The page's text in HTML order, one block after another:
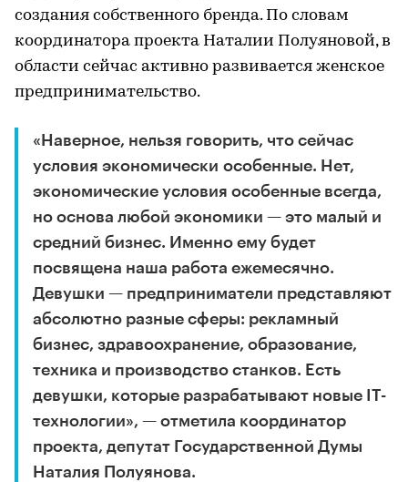
создания собственного бренда. По словам
координатора проекта Наталии Полуяновой, в
области сейчас активно развивается женское
предпринимательство.
«Наверное, нельзя говорить, что сейчас
условия экономически особенные. Нет,
экономические условия особенные всегда,
но основа любой экономики — это малый и
средний бизнес. Именно ему будет
посвящена наша работа ежемесячно.
Девушки — предприниматели представляют
абсолютно разные сферы: рекламный
бизнес, здравоохранение, образование,
техника и производство станков. Есть
девушки, которые разрабатывают новые IT-
технологии», — отметила координатор
проекта, депутат Государственной Думы
Наталия Полуянова.